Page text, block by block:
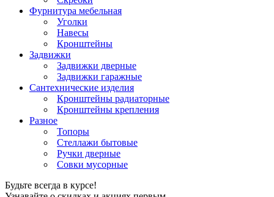
Фурнитура мебельная
Уголки
Навесы
Кронштейны
Задвижки
Задвижки дверные
Задвижки гаражные
Сантехнические изделия
Кронштейны радиаторные
Кронштейны крепления
Разное
Топоры
Стеллажи бытовые
Ручки дверные
Совки мусорные
Будьте всегда в курсе!